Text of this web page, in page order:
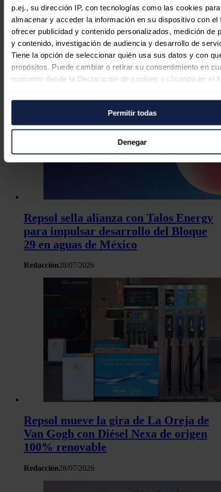
p.ej., su dirección IP, con tecnologías como las cookies para
almacenar y acceder la información en su dispositivo con el
ofrecer publicidad y contenido personalizados, medición de
y contenido, investigación de audiencia y desarrollo de
Tiene la opción de seleccionar quién usa sus datos y con
propósitos. Puede cambiar o retirar su consentimiento en
momento desde la Declaración de cookies o clicando en el
Si lo permite, también quisiéramos:
Recopilar información sobre su ubicación geográfica
puede tener una precisión de varios metros
Identificar su dispositivo analizándolo activamente
características específicas (huellas digitales)
Obtenga más información sobre cómo se procesan sus
sección de
Puede cambiar o retirar su consentimiento en cualquier
la Declaración de cookies.
Las cookies de este sitio web se usan para personalizar el
y los anuncios, ofrecer funciones de redes sociales y
análisis web, quienes pueden combinarla con otra
haya proporcionado o que hayan recopilado a partir del uso
Permitir todas
Denegar
Finalmente, aunque el consumo de agua apenas se refleja en el
indicador de la huella de carbono porque su cadena de valor casi no
genera emisiones, el Festival continuará promoviendo su uso
eficiente.
Noticias relacionadas
Repsol sella alianza con Talos Energy
para impulsar desarrollo del Bloque
29 en aguas de México
Redacción28/07/2026
Repsol mueve la gira de La Oreja de
Van Gogh con Diésel Nexa de origen
100% renovable
Redacción28/07/2026